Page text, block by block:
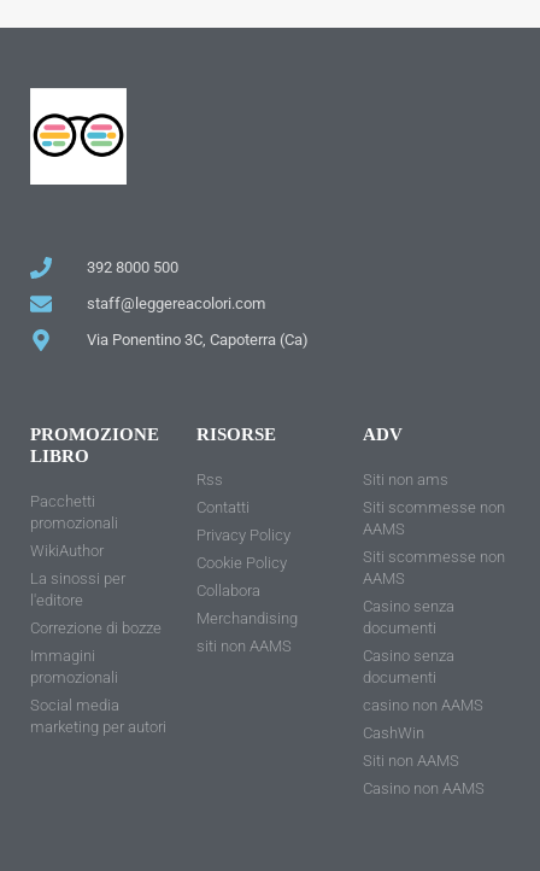
392 8000 500
staff@leggereacolori.com
Via Ponentino 3C, Capoterra (Ca)
PROMOZIONE
LIBRO
Pacchetti
promozionali
WikiAuthor
La sinossi per
l'editore
Correzione di bozze
Immagini
promozionali
Social media
marketing per autori
RISORSE
Rss
Contatti
Privacy Policy
Cookie Policy
Collabora
Merchandising
siti non AAMS
ADV
Siti non ams
Siti scommesse non
AAMS
Siti scommesse non
AAMS
Casino senza
documenti
Casino senza
documenti
casino non AAMS
CashWin
Siti non AAMS
Casino non AAMS